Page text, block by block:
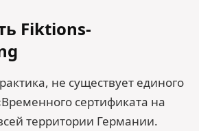
Fiktions­
не существует единого
сертификата на
территории Германии.